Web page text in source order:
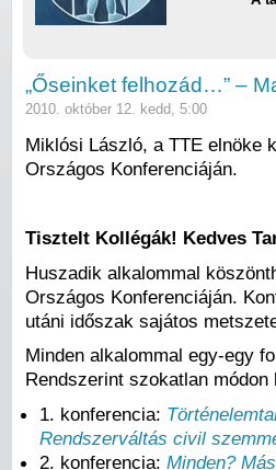
„Őseinket felhozád…” –
2010. október 12. kedd, 5:00
Miklósi László, a TTE elnöke
Országos Konferenciáján.
Tisztelt Kollégák! Kedves
Huszadik alkalommal
Országos Konferenciáján.
utáni időszak sajátos
Minden alkalommal egy-egy
Rendszerint szokatlan
1. konferencia:
Rendszerváltás civil
2. konferencia: Minden?